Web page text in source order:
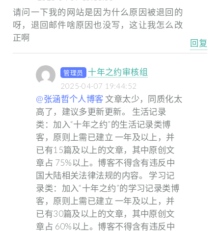
请问一下我的网站是因为什么原因被退回的
呀，退回邮件啥原因也没写，这让我怎么改
正啊
回复
管理员 十年之约审核组
2025-04-07 19:44:52
@张涵哲个人博客 文章太少，同质化太
高了，建议多更新更新。 生活记录
类：加入“十年之约”的生活记录类博
客，原则上需已建立 一年及以上，并
已有15篇及以上的文章，其中原创文
章占 75%以上。博客不得含有违反中
国大陆相关法律法规的内容。 学习记
录类：加入“十年之约”的学习记录类博
客，原则上需已建立 一年及以上，并
已有30篇及以上的文章，其中原创文
章占 60%以上。博客不得含有违反中